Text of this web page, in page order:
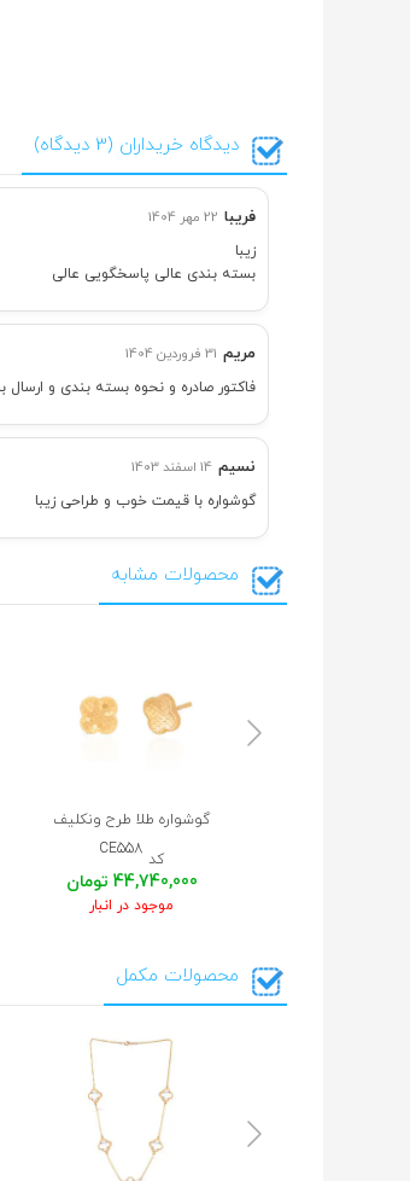
دیدگاه خریداران (3 دیدگاه)
فریبا 22 مهر 1404
زیبا
بسته بندی عالی پاسخگویی عالی
مریم 31 فروردین 1404
فاکتور صادره و نحوه بسته بندی و ارسال
نسیم 14 اسفند 1403
گوشواره با قیمت خوب و طراحی زیبا
محصولات مشابه
گوشواره طلا طرح ونکلیف
کد
CE558
44,740,000 تومان
موجود در انبار
محصولات مکمل